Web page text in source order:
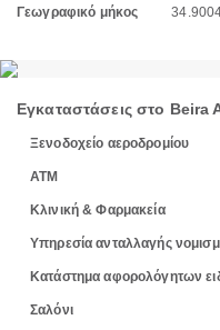
Γεωγραφικό μήκος
Εγκαταστάσεις στο Beira
Ξενοδοχείο αεροδρομίου
ΑΤΜ
Κλινική & Φαρμακεία
Υπηρεσία ανταλλαγής
Κατάστημα αφορολόγητων
Σαλόνι